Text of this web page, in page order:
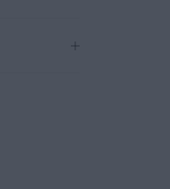
detalhes.